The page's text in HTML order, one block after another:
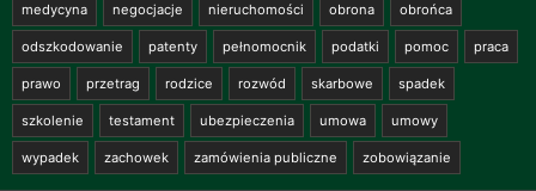
medycyna negocjacje nieruchomości obrona obrońca
odszkodowanie patenty pełnomocnik podatki pomoc praca
prawo przetrag rodzice rozwód skarbowe spadek
szkolenie testament ubezpieczenia umowa umowy
wypadek zachowek zamówienia publiczne zobowiązanie